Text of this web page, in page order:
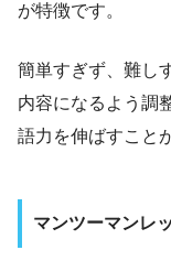
が特徴です。
簡単すぎず、難し
内容になるよう調
語力を伸ばすこと
マンツーマンレ